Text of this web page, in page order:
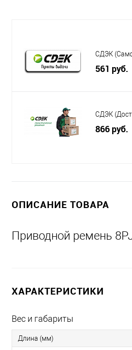
СДЭК
561 руб.
СДЭК
866 руб.
ОПИСАНИЕ ТОВАРА
Приводной ремень
ХАРАКТЕРИСТИКИ
Вес и габариты
Длина (мм)